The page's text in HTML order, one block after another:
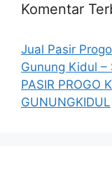
Komentar
Jual Pasir
Gunung Kidul –
PASIR PROGO
GUNUNGKIDUL